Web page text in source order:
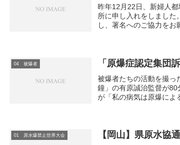
昨年12月22日、新婦人
所に申し入れをしました
し、署名へのご協力を
04 被爆者 「原爆症認定集団
被爆者たちの活動を撮っ
鐘」の有原誠治監督が
が「私の病気は原爆によ
01 原水爆禁止世界大会 【岡山】県原水協